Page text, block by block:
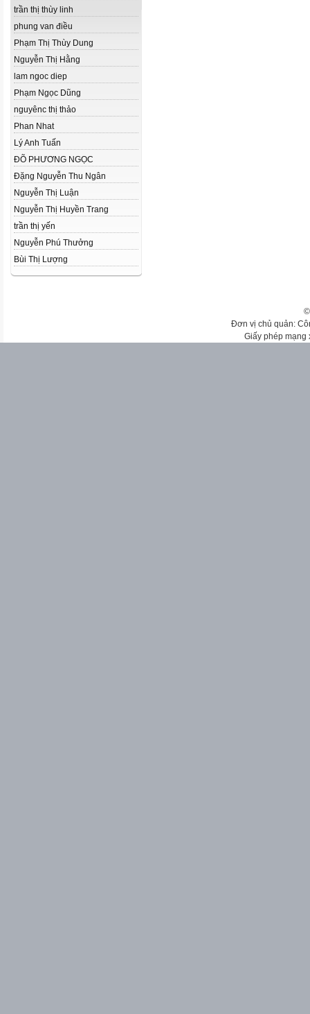
trần thị thùy linh
phung van điều
Phạm Thị Thùy Dung
Nguyễn Thị Hằng
lam ngoc diep
Phạm Ngọc Dũng
nguyênc thị thảo
Phan Nhat
Lý Anh Tuấn
ĐÕ PHƯƠNG NGỌC
Đặng Nguyễn Thu Ngân
Nguyễn Thị Luận
Nguyễn Thị Huyền Trang
trần thị yến
Nguyễn Phú Thưởng
Bùi Thị Lượng
Đơn vị chủ quản:
Giấy phép mạng